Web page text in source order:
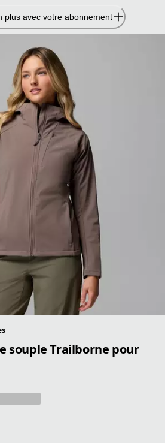
plus avec votre abonnement
souple Trailborne pour